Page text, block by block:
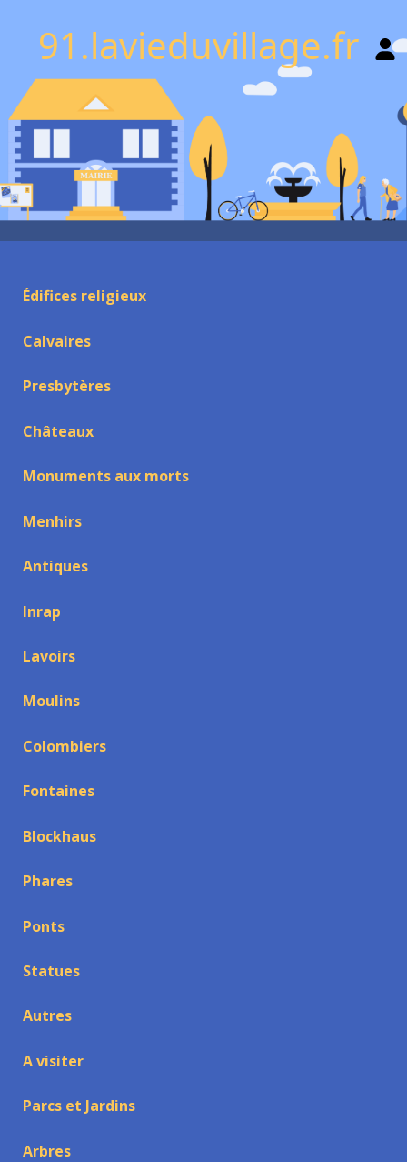
91.lavieduvillage.fr
Édifices religieux
Calvaires
Presbytères
Châteaux
Monuments aux morts
Menhirs
Antiques
Inrap
Lavoirs
Moulins
Colombiers
Fontaines
Blockhaus
Phares
Ponts
Statues
Autres
A visiter
Parcs et Jardins
Arbres